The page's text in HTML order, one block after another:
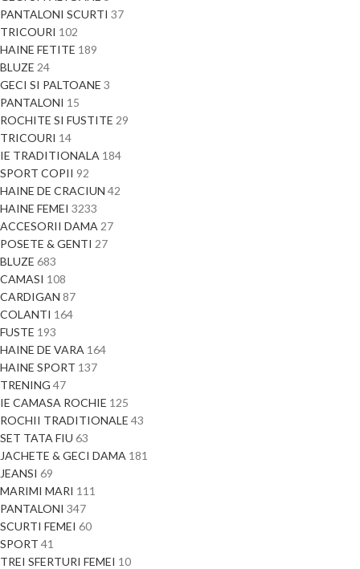
PANTALONI SCURTI 37
TRICOURI 102
HAINE FETITE 189
BLUZE 24
GECI SI PALTOANE 3
PANTALONI 15
ROCHITE SI FUSTITE 29
TRICOURI 14
IE TRADITIONALA 184
SPORT COPII 92
HAINE DE CRACIUN 42
HAINE FEMEI 3233
ACCESORII DAMA 27
POSETE & GENTI 27
BLUZE 683
CAMASI 108
CARDIGAN 87
COLANTI 164
FUSTE 193
HAINE DE VARA 164
HAINE SPORT 137
TRENING 47
IE CAMASA ROCHIE 125
ROCHII TRADITIONALE 43
SET TATA FIU 63
JACHETE & GECI DAMA 181
JEANSI 69
MARIMI MARI 111
PANTALONI 347
SCURTI FEMEI 60
SPORT 41
TREI SFERTURI FEMEI 10